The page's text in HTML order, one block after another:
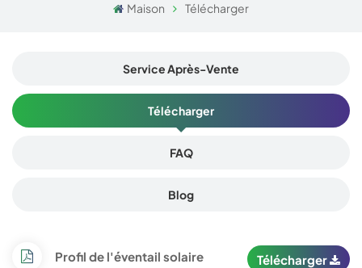
Maison Télécharger
Service Après-Vente
Télécharger
FAQ
Blog
Profil de l'éventail solaire Télécharger